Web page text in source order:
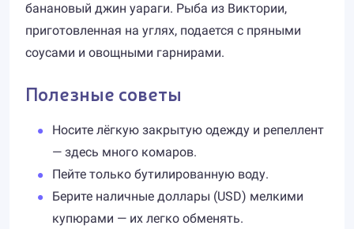
банановый джин уараги. Рыба из Виктории,
приготовленная на углях, подается с пряными
соусами и овощными гарнирами.
Полезные советы
Носите лёгкую закрытую одежду и репеллент
— здесь много комаров.
Пейте только бутилированную воду.
Берите наличные доллары (USD) мелкими
купюрами — их легко обменять.